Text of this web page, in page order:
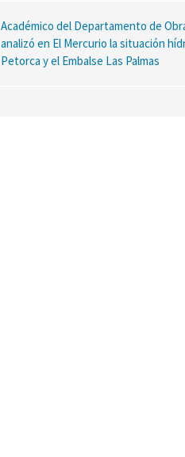
Académico del Departamento de
analizó en El Mercurio la situación
Petorca y el Embalse Las Palmas